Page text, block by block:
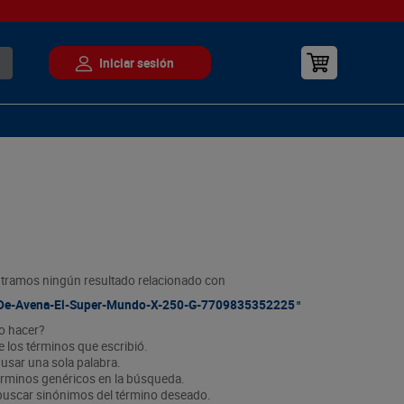
ningún resultado relacionado con
Avena-El-Super-Mundo-X-250-G-7709835352225
hacer?
los términos que escribió.
usar una sola palabra.
genéricos en la búsqueda.
sinónimos del término deseado.